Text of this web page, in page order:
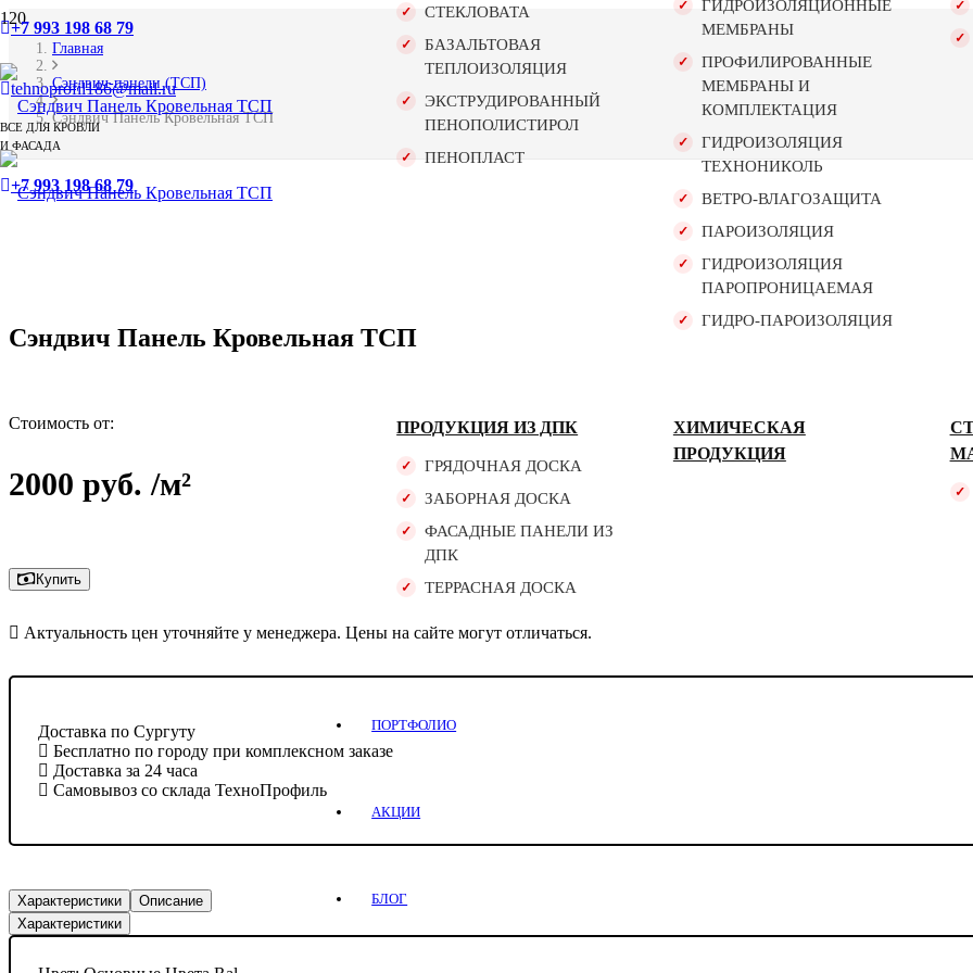
+7 993 198 68 79
tehnoprofil186@mail.ru
ВСЕ ДЛЯ КРОВЛИ
И ФАСАДА
СТЕКЛОВАТА
БАЗАЛЬТОВАЯ
ТЕПЛОИЗОЛЯЦИЯ
ЭКСТРУДИРОВАННЫЙ
ПЕНОПОЛИСТИРОЛ
ПЕНОПЛАСТ
ГИДРОИЗОЛЯЦИОННЫЕ
МЕМБРАНЫ
ПРОФИЛИРОВАННЫЕ
МЕМБРАНЫ И
КОМПЛЕКТАЦИЯ
ГИДРОИЗОЛЯЦИЯ
ТЕХНОНИКОЛЬ
ВЕТРО-ВЛАГОЗАЩИТА
ПАРОИЗОЛЯЦИЯ
ГИДРОИЗОЛЯЦИЯ
ПАРОПРОНИЦАЕМАЯ
ГИДРО-ПАРОИЗОЛЯЦИЯ
ПРОДУКЦИЯ ИЗ ДПК
ГРЯДОЧНАЯ ДОСКА
ЗАБОРНАЯ ДОСКА
ФАСАДНЫЕ ПАНЕЛИ ИЗ
ДПК
ТЕРРАСНАЯ ДОСКА
ХИМИЧЕСКАЯ
ПРОДУКЦИЯ
ПОРТФОЛИО
АКЦИИ
БЛОГ
+7 993 198 68 79
Главная
Сэндвич-панели (ТСП)
Сэндвич Панель Кровельная ТСП
Сэндвич Панель Кровельная ТСП
Стоимость от:
2000 руб. /м²
Купить
Актуальность цен уточняйте у менеджера. Цены на сайте могут отличаться.
Доставка по Сургуту
Бесплатно по городу при комплексном заказе
Доставка за 24 часа
Самовывоз со склада ТехноПрофиль
Характеристики
Описание
Характеристики